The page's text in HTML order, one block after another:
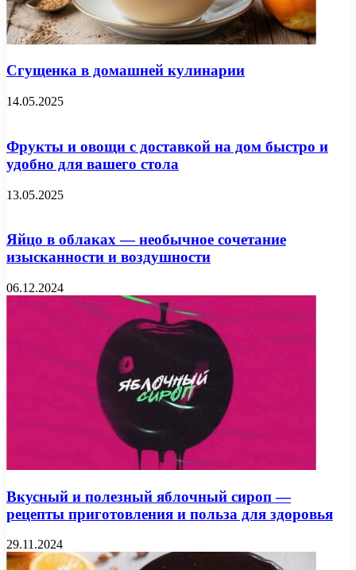
Сгущенка в домашней кулинарии
14.05.2025
Фрукты и овощи с доставкой на дом быстро и
удобно для вашего стола
13.05.2025
Яйцо в облаках — необычное сочетание
изысканности и воздушности
06.12.2024
Вкусный и полезный яблочный сироп —
рецепты приготовления и польза для здоровья
29.11.2024